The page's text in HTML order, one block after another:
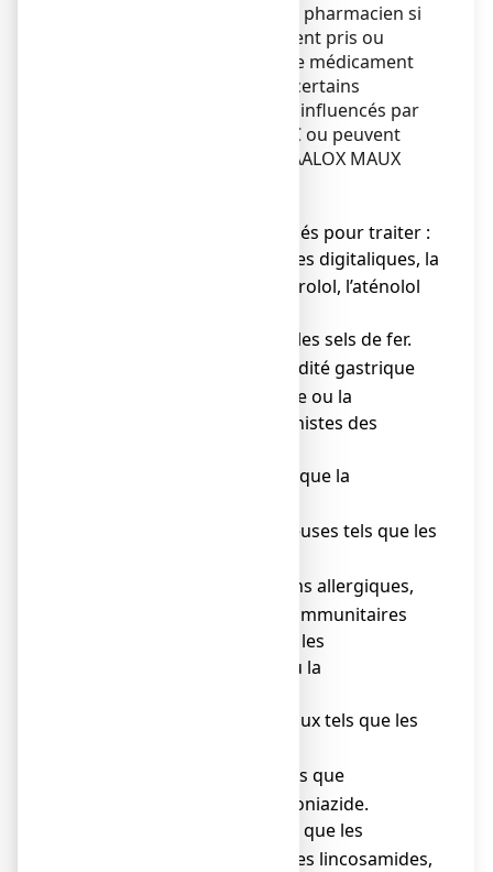
Informez votre médecin ou pharmacien si
vous prenez, avez récemment pris ou
pourriez prendre tout autre médicament
car certains
médicaments peuvent être influencés par
MAALOX MAUX D’ESTOMAC ou peuvent
influer sur l’efficacité de MAALOX MAUX
● Les médicaments utilisés pour traiter :
Le cœur tels que les digitaliques, la
quinidine, le métoprolol, l’aténolol
L’anémie tels que les sels de fer.
Les ulcères et l’acidité gastrique
tels que la ranitidine ou la
cimétidine (antagonistes des
Le paludisme tels que la
Les maladies osseuses tels que les
Certaines réactions allergiques,
inflammatoires ou immunitaires
anormales tels que les
glucocorticoïdes ou la
Des troubles rénaux tels que les
La tuberculose tels que
l’éthambutol ou l’isoniazide.
Les infections tels que les
fluoroquinolones, les lincosamides,